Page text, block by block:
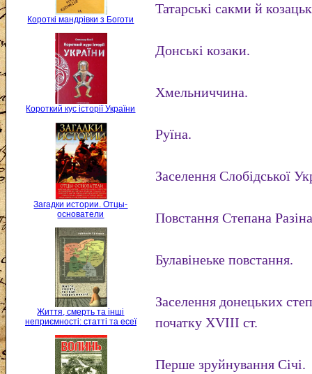
Короткі мандрівки з Боготи
Короткий кус історії України
Загадки истории. Отцы-
основатели
Життя, смерть та інші
неприємності: статті та есеї
Татарські сакми й
Донські козаки.
Хмельниччина.
Руїна.
Заселення Слобідської
Повстання Степана
Булавінеьке повстання.
Заселення донецьких
початку XVIII ст.
Перше зруйнування Січі.